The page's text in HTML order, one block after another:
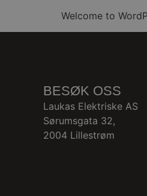
Welcome to
BESØK OSS
Laukas Elektriske AS
Sørumsgata 32,
2004 Lillestrøm